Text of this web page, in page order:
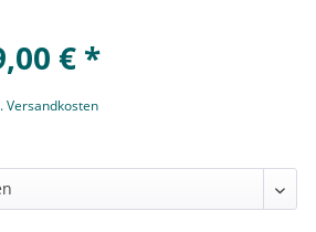
€ *
Versandkosten